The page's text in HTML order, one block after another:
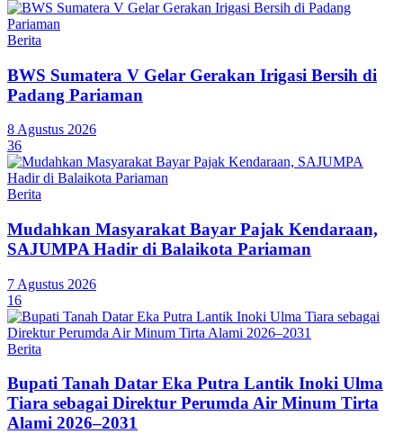
Berita
BWS Sumatera V Gelar Gerakan Irigasi Bersih di
Padang Pariaman
8 Agustus 2026
36
Berita
Mudahkan Masyarakat Bayar Pajak Kendaraan,
SAJUMPA Hadir di Balaikota Pariaman
7 Agustus 2026
16
Berita
Bupati Tanah Datar Eka Putra Lantik Inoki Ulma
Tiara sebagai Direktur Perumda Air Minum Tirta
Alami 2026–2031